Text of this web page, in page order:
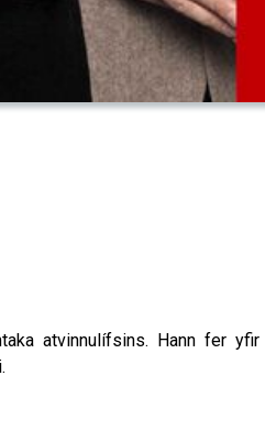
atvinnulífsins. Hann fer